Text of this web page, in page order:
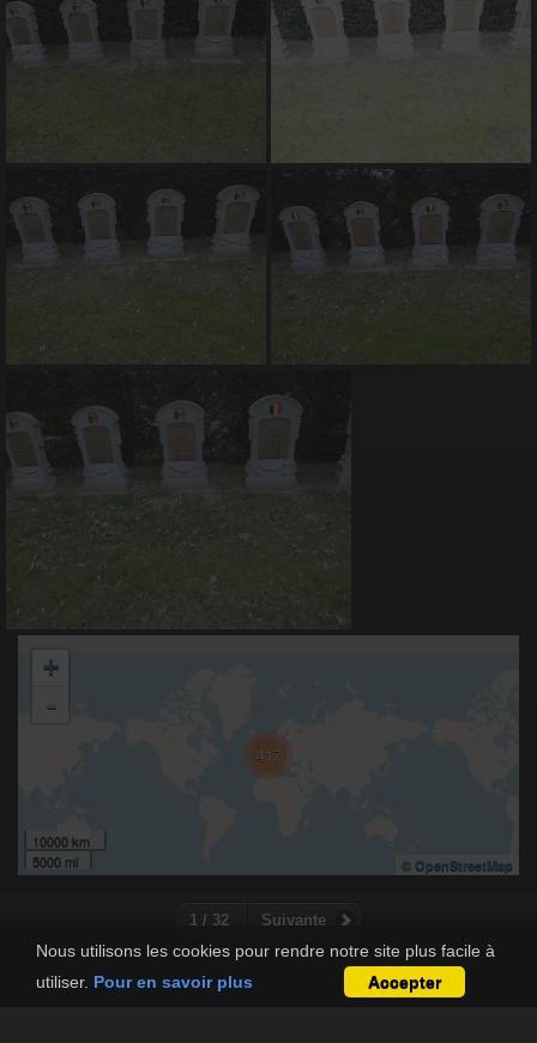
417
+
-
10000 km
5000 mi
© OpenStreetMap
Nous utilisons les cookies pour rendre notre site plus facile à
utiliser. Pour en savoir plus Accepter
1 / 32 Suivante